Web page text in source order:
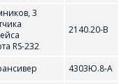
3
RS-232
2140.20-В
4303Ю.8-А